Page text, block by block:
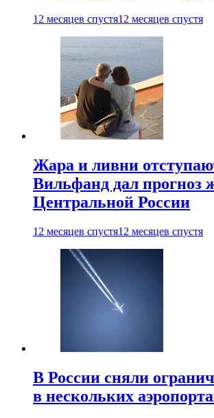
12 месяцев спустя12 месяцев спустя
Жара и ливни
Вильфанд дал прогноз
Центральной России
12 месяцев спустя12 месяцев спустя
В России сняли
в нескольких